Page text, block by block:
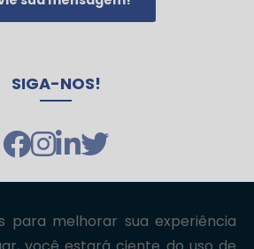
SIGA-NOS!
(Lei 9610 de 19/02/1998)
W3C